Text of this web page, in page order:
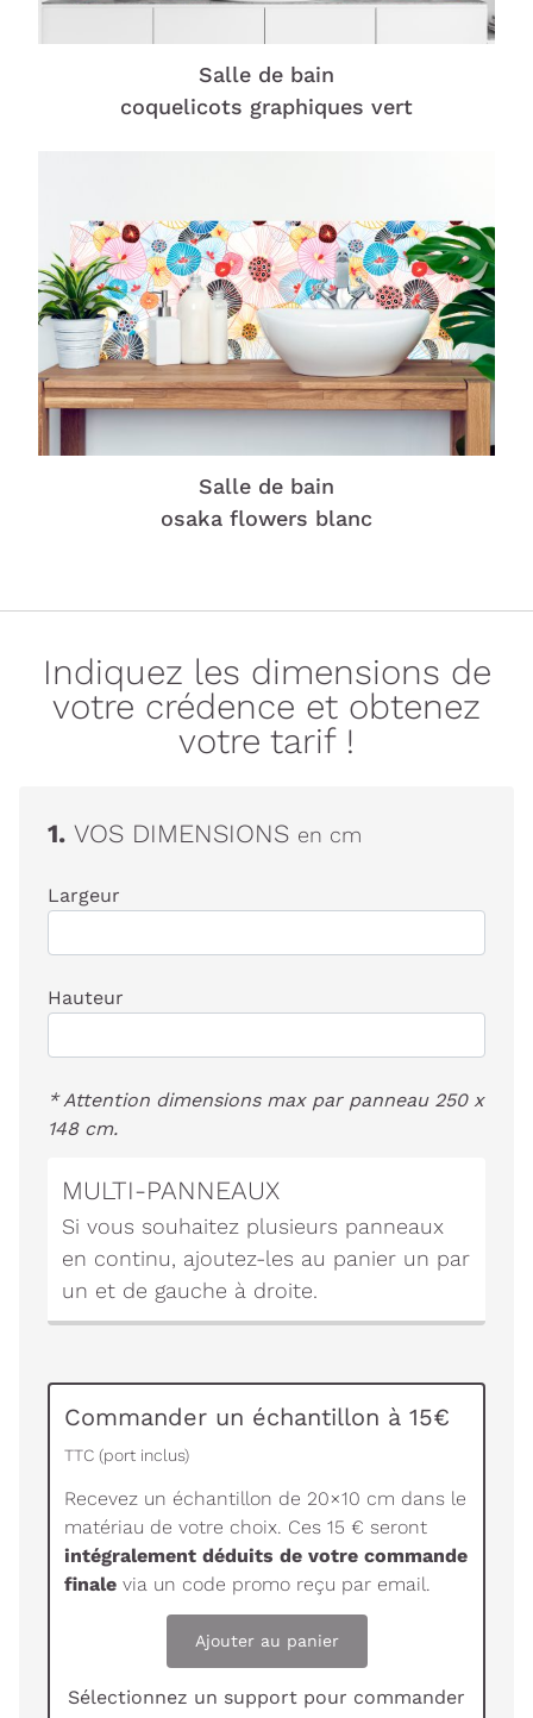
Salle de bain
coquelicots graphiques vert
Salle de bain
osaka flowers blanc
Indiquez les dimensions de
votre crédence et obtenez
votre tarif !
1. VOS DIMENSIONS en cm
Largeur
Hauteur
* Attention dimensions max par panneau 250 x
148 cm.
MULTI-PANNEAUX
Si vous souhaitez plusieurs panneaux
en continu, ajoutez-les au panier un par
un et de gauche à droite.
Commander un échantillon à 15€
TTC (port inclus)
Recevez un échantillon de 20×10 cm dans le
matériau de votre choix. Ces 15 € seront
intégralement déduits de votre commande
finale via un code promo reçu par email.
Ajouter au panier
Sélectionnez un support pour commander